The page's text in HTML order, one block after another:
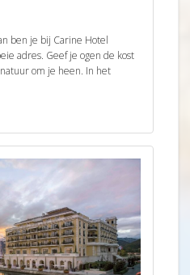
ben je bij Carine Hotel
adres. Geef je ogen de kost
om je heen. In het